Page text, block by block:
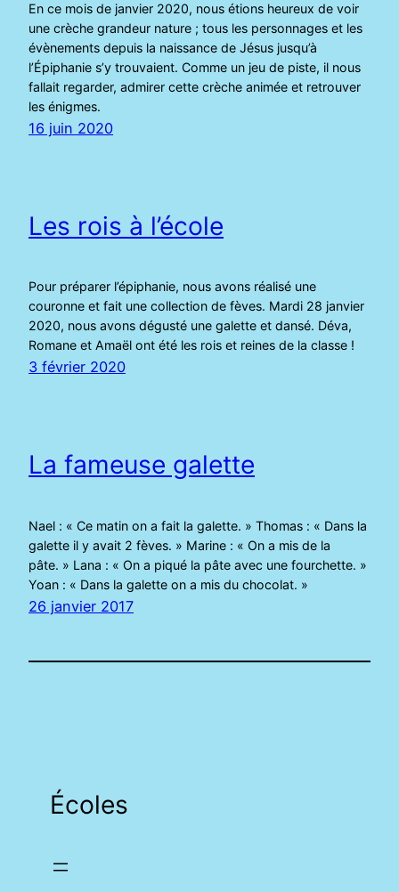
En ce mois de janvier 2020, nous étions heureux de voir
une crèche grandeur nature ; tous les personnages et les
évènements depuis la naissance de Jésus jusqu’à
l’Épiphanie s’y trouvaient. Comme un jeu de piste, il nous
fallait regarder, admirer cette crèche animée et retrouver
les énigmes.
16 juin 2020
Les rois à l’école
Pour préparer l’épiphanie, nous avons réalisé une
couronne et fait une collection de fèves. Mardi 28 janvier
2020, nous avons dégusté une galette et dansé. Déva,
Romane et Amaël ont été les rois et reines de la classe !
3 février 2020
La fameuse galette
Nael : « Ce matin on a fait la galette. » Thomas : « Dans la
galette il y avait 2 fèves. » Marine : « On a mis de la
pâte. » Lana : « On a piqué la pâte avec une fourchette. »
Yoan : « Dans la galette on a mis du chocolat. »
26 janvier 2017
Écoles